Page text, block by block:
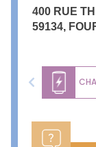
400 RUE
59134,
Previous